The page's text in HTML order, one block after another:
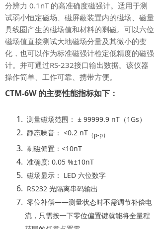
分辨力 0.1nT 的高准确度磁强计。适用于测
试弱小恒定磁场、磁屏蔽装置内的磁场、磁量
具线圈产生的磁场值和材料的剩磁。可以六位
磁场值直接测试大地磁场分量及其微小的变
化，也可以作为标准磁强计检定低精度的磁强
计。并可通过RS-232接口输出数据。该仪器
操作简单、工作可靠、携带方便。
CTM-6W 的主要性能指标如下：
测量磁场范围： ± 99999.9 nT（1Gs）
静态噪音： <0.2 nT （p-p）
剩磁偏置：<10nT
准确度: 0.05 %±10nT
磁场显示： LED 六位数字
RS232 光隔离串码输出
零位补偿——测量状态时不需调节补偿电
流，只需按一下零位偏置键就能将全量程